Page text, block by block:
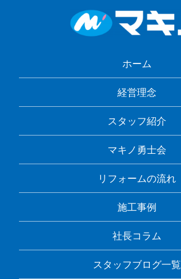
ホーム
経営理念
スタッフ紹介
マキノ勇士会
リフォームの流れ
施工事例
社長コラム
スタッフブログ一覧